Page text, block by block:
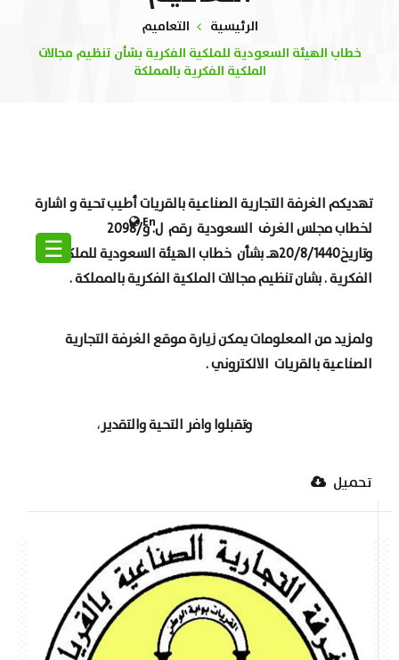
En
☰
الرئيسية
التعاميم
خطاب الهيئة السعودية للملكية الفكرية بشأن تنظيم مجالات
الملكية الفكرية بالمملكة
تهديكم الغرفة التجارية الصناعية بالقريات أطيب تحية و اشارة
لخطاب مجلس الغرف السعودية رقم ل. و/2098
وتاريخ20/8/1440هـ بشأن خطاب الهيئة السعودية للملكية
الفكرية . بشان تنظيم مجالات الملكية الفكرية بالمملكة .
ولمزيد من المعلومات يمكن زيارة موقع الغرفة التجارية
الصناعية بالقريات الالكتروني .
وتقبلوا وافر التحية والتقدير،
تحميل